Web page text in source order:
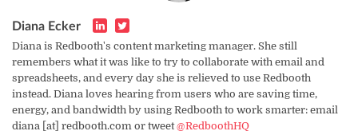
Diana Ecker
Diana is Redbooth's content marketing manager. She still
remembers what it was like to try to collaborate with email and
spreadsheets, and every day she is relieved to use Redbooth
instead. Diana loves hearing from users who are saving time,
energy, and bandwidth by using Redbooth to work smarter: email
diana [at] redbooth.com or tweet@RedboothHQ